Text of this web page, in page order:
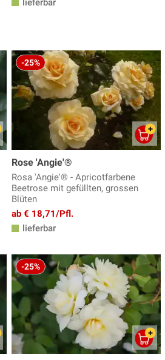
lieferbar
-25%
Rose 'Angie'®
Rosa 'Angie'® - Apricotfarbene
Beetrose mit gefüllten, grossen
Blüten
ab € 18,71/Pfl.
lieferbar
-25%